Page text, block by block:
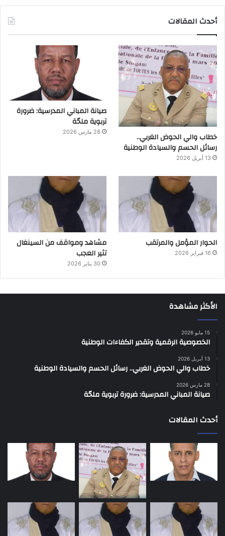
أحدث المقالات
خطاب والي الحوض الغربي..
رسائل الحسم والسيادة الوطنية
13 أبريل 2026
صيانة المباني المدرسية: ضرورة
تربوية ملحّة
28 مارس 2026
الحوار المؤمل والمرتقب
16 فبراير 2026
مشاهد ومواقف من السينغال
تثير العجب
30 يناير 2026
الأكثر مشاهدة
15 مايو 2026
الخصوصية الرقمية وتقدير الكفاءات الوطنية
13 أبريل 2026
خطاب والي الحوض الغربي.. رسائل الحسم والسيادة الوطنية
28 مارس 2026
صيانة المباني المدرسية: ضرورة تربوية ملحّة
أحدث المقالات